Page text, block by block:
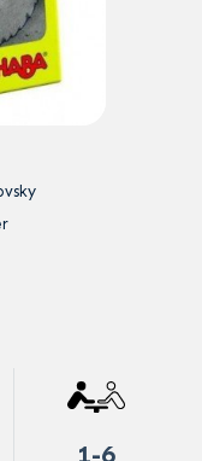
1-6